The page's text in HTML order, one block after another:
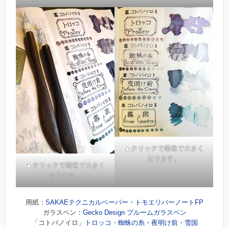
▲クリックで画像で大きく
なります。
▲クリックで画像で大きく
なります。
用紙： SAKAEテクニカルペーパー・トモエリバーノートFP
ガラスペン： Gecko Design プルームガラスペン
「コトバノイロ」
トロッコ ・ 蜘蛛の糸・ 夜明け前・ 雪国